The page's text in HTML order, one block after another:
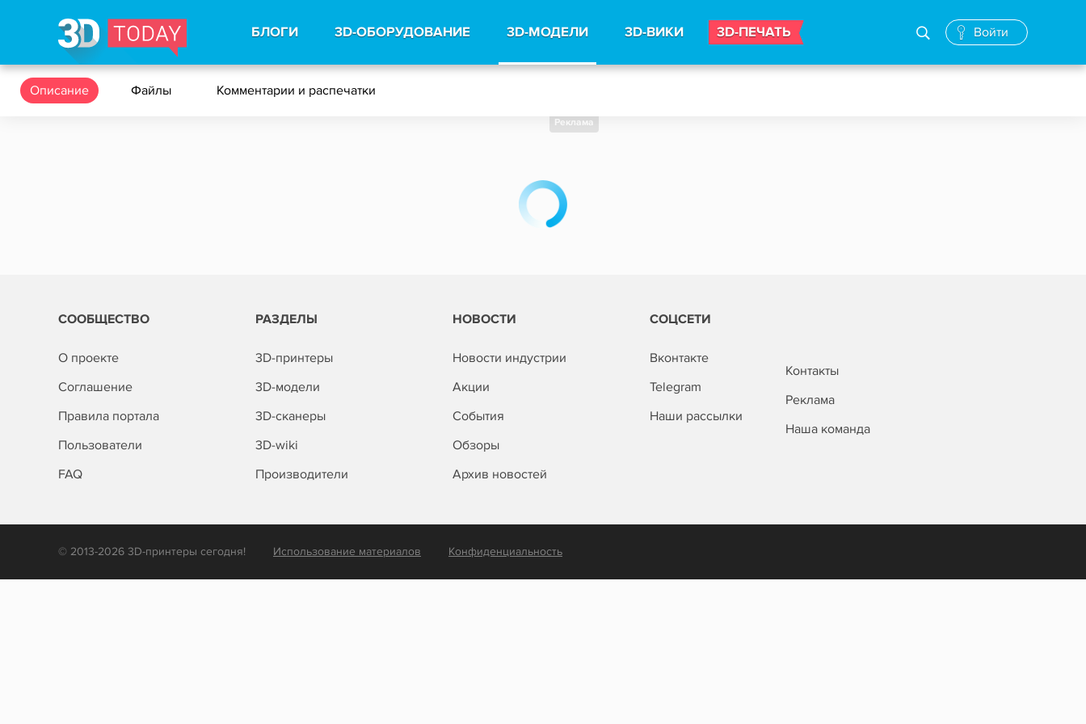
БЛОГИ 3D-ОБОРУДОВАНИЕ 3D-МОДЕЛИ 3D-ВИКИ 3D-ПЕЧАТЬ Войти
Описание Файлы Комментарии и распечатки
Реклама
СООБЩЕСТВО
О проекте
Соглашение
Правила портала
Пользователи
FAQ
РАЗДЕЛЫ
3D-принтеры
3D-модели
3D-сканеры
3D-wiki
Производители
НОВОСТИ
Новости индустрии
Акции
События
Обзоры
Архив новостей
СОЦСЕТИ
Вконтакте
Telegram
Наши рассылки
Контакты
Реклама
Наша команда
© 2013-2026 3D-принтеры сегодня! Использование материалов Конфиденциальность